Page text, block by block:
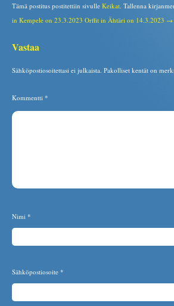
Tämä postitus postitettiin sivulle Keikat . Tallenna
in Kempele on 23.3.2023 Orffit in Ähtäri on 14.3.2023 →
Vastaa
Sähköpostiosoitettasi ei julkaista. Pakolliset kentät on
Kommentti *
Nimi *
Sähköpostiosoite *